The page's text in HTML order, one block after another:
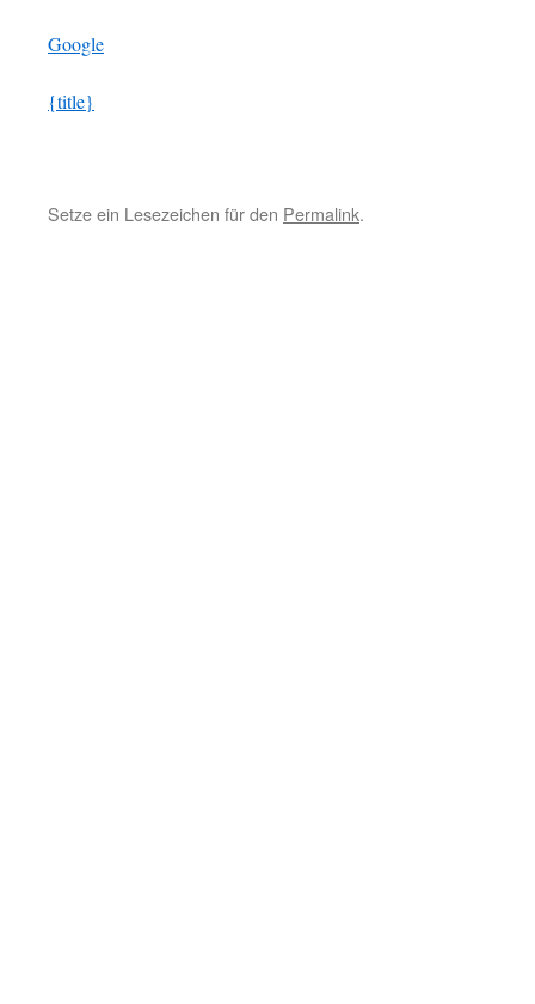
Google
{title}
Setze ein Lesezeichen für den Permalink.